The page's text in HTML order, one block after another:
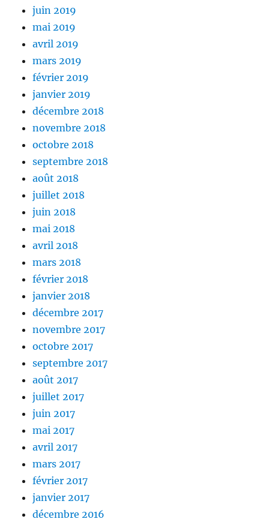
juin 2019
mai 2019
avril 2019
mars 2019
février 2019
janvier 2019
décembre 2018
novembre 2018
octobre 2018
septembre 2018
août 2018
juillet 2018
juin 2018
mai 2018
avril 2018
mars 2018
février 2018
janvier 2018
décembre 2017
novembre 2017
octobre 2017
septembre 2017
août 2017
juillet 2017
juin 2017
mai 2017
avril 2017
mars 2017
février 2017
janvier 2017
décembre 2016